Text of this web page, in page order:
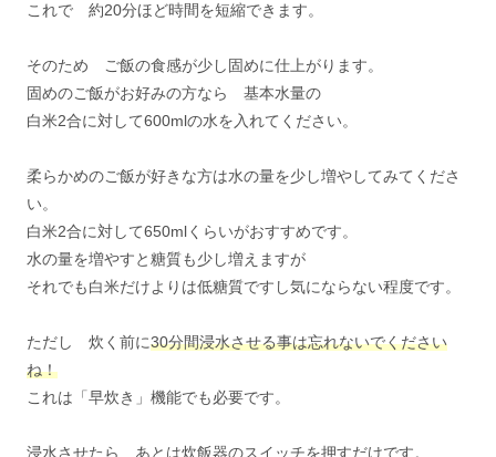
これで 約20分ほど時間を短縮できます。
そのため ご飯の食感が少し固めに仕上がります。
固めのご飯がお好みの方なら 基本水量の
白米2合に対して600mlの水を入れてください。
柔らかめのご飯が好きな方は水の量を少し増やしてみてくださ
い。
白米2合に対して650mlくらいがおすすめです。
水の量を増やすと糖質も少し増えますが
それでも白米だけよりは低糖質ですし気にならない程度です。
ただし 炊く前に30分間浸水させる事は忘れないでください
ね！
これは「早炊き」機能でも必要です。
浸水させたら あとは炊飯器のスイッチを押すだけです。